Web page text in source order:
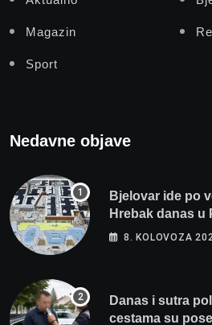
Magazin
Sport
Nedavne objave
Bjelovar ide po
Hrebak danas u
Wellovar za
8. KOLOVOZA
Danas i sutra
cestama su